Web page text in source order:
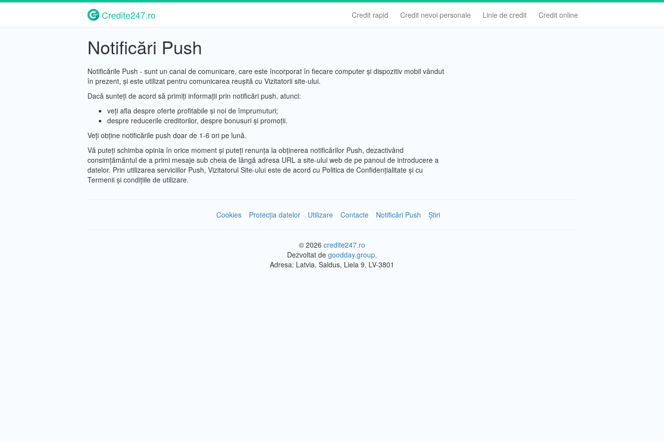
Credite247.ro Credit rapid Credit nevoi personale Linie de credit Credit online
Notificări Push
Notificările Push - sunt un canal de comunicare, care este încorporat în fiecare computer și dispozitiv mobil vândut
în prezent, și este utilizat pentru comunicarea reușită cu Vizitatorii site-ului.
Dacă sunteți de acord să primiți informații prin notificări push, atunci:
veți afla despre oferte profitabile și noi de împrumuturi;
despre reducerile creditorilor, despre bonusuri și promoții.
Veți obține notificările push doar de 1-6 ori pe lună.
Vă puteți schimba opinia în orice moment și puteți renunța la obținerea notificărilor Push, dezactivând
consimțământul de a primi mesaje sub cheia de lângă adresa URL a site-ului web de pe panoul de introducere a
datelor. Prin utilizarea serviciilor Push, Vizitatorul Site-ului este de acord cu Politica de Confidențialitate și cu
Termenii și condițiile de utilizare.
Cookies Protecția datelor Utilizare Contacte Notificări Push Știri
© 2026 credite247.ro
Dezvoltat de goodday.group,
Adresa: Latvia, Saldus, Liela 9, LV-3801